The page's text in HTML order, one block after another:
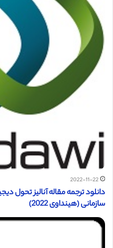
2022-11-22
دانلود ترجمه مقاله آنالیز تحول
سازمانی (هینداوی 2022)